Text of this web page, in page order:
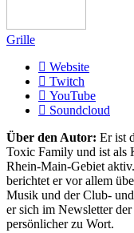
Grille
Website
Twitch
YouTube
Soundcloud
Über den Autor: Er ist
Toxic Family und ist als
Rhein-Main-Gebiet
berichtet er vor allem
Musik und der Club-
er sich im Newsletter
persönlicher zu Wort.